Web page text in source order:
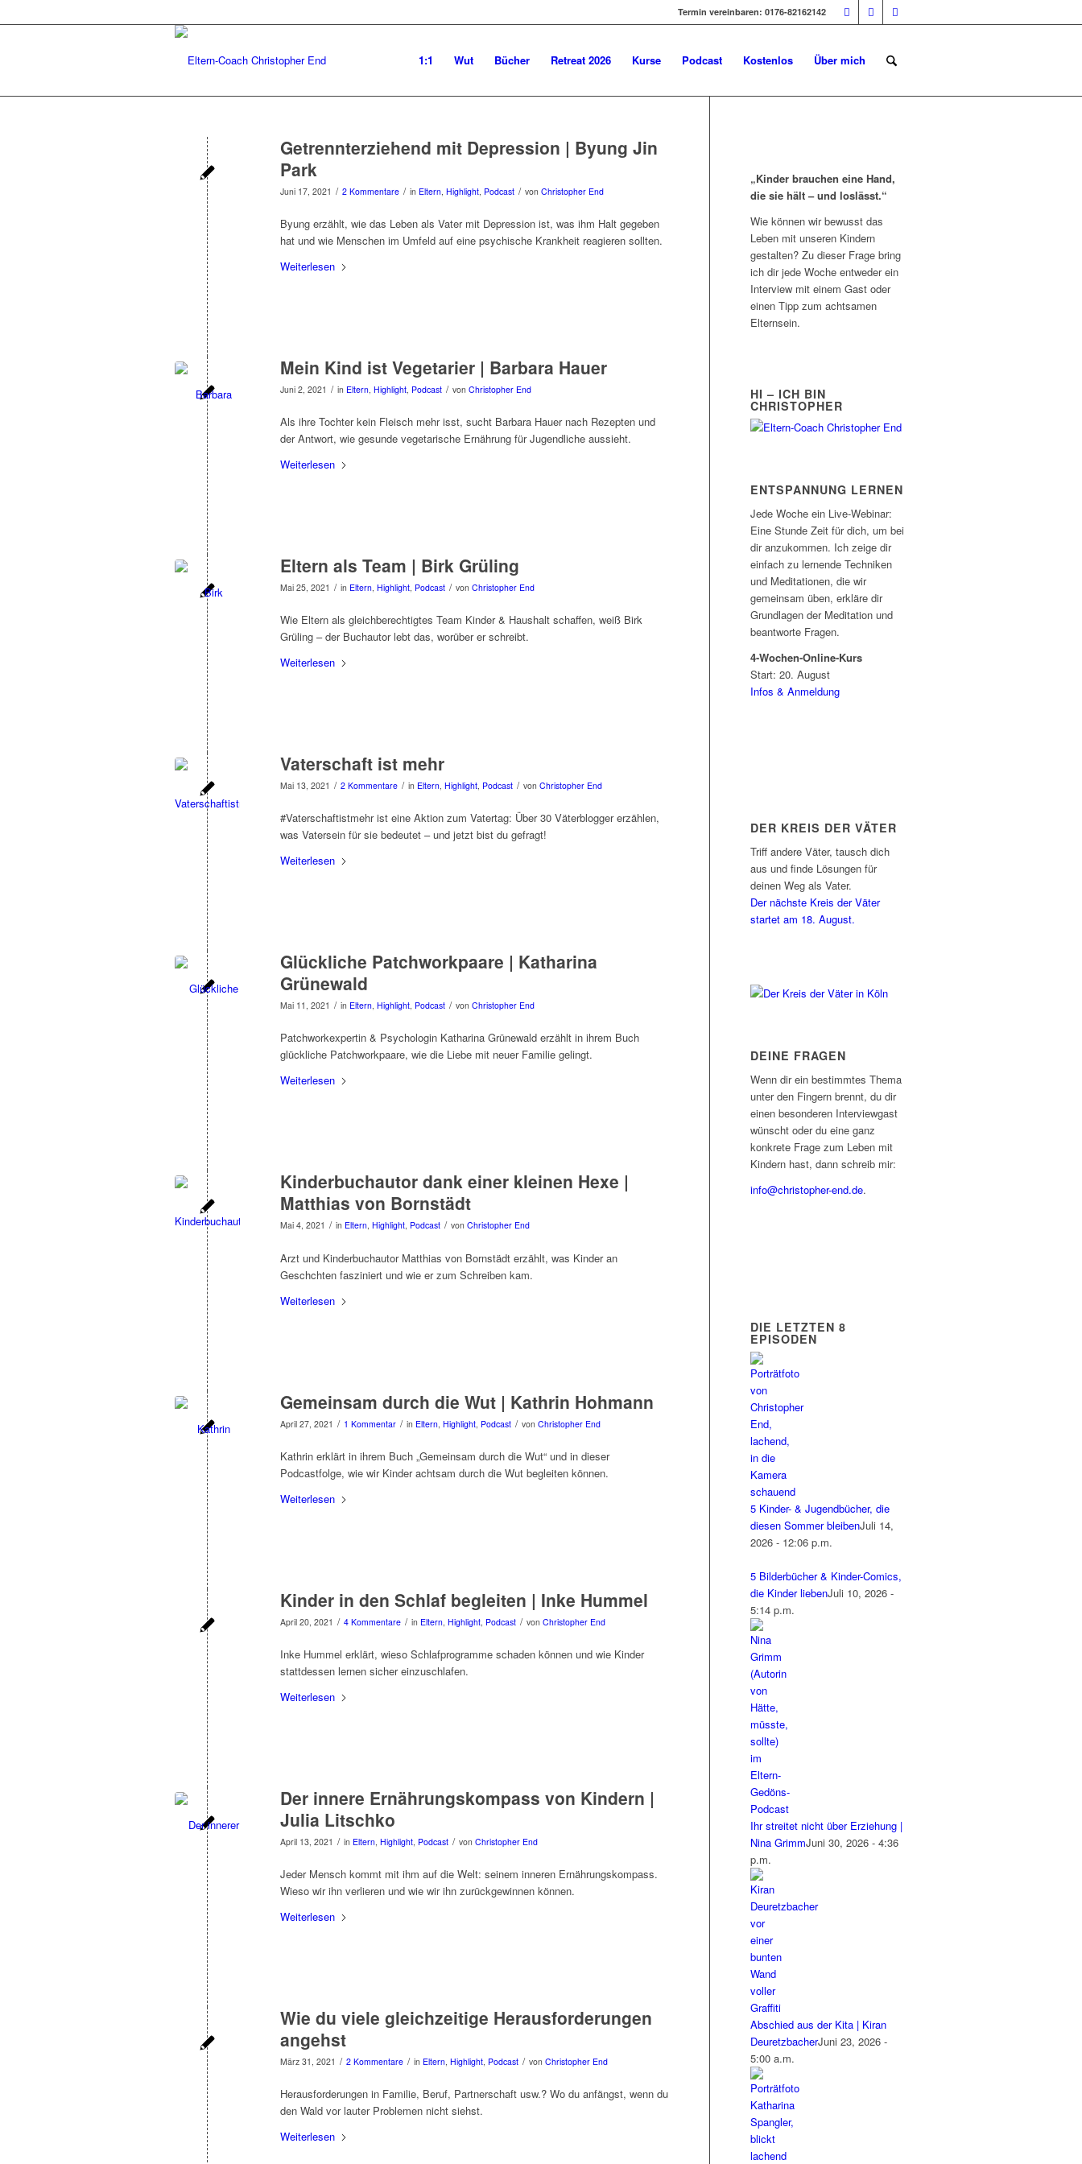
Termin vereinbaren: 0176-82162142
1:1 Wut Bücher Retreat 2026 Kurse Podcast Kostenlos Über mich
Getrennterziehend mit Depression | Byung Jin
Park
Juni 17, 2021 / 2 Kommentare / in Eltern, Highlight, Podcast / von Christopher End
Byung erzählt, wie das Leben als Vater mit Depression ist, was ihm Halt gegeben
hat und wie Menschen im Umfeld auf eine psychische Krankheit reagieren sollten.
Weiterlesen
Mein Kind ist Vegetarier | Barbara Hauer
Juni 2, 2021 / in Eltern, Highlight, Podcast / von Christopher End
Als ihre Tochter kein Fleisch mehr isst, sucht Barbara Hauer nach Rezepten und
der Antwort, wie gesunde vegetarische Ernährung für Jugendliche aussieht.
Weiterlesen
Eltern als Team | Birk Grüling
Mai 25, 2021 / in Eltern, Highlight, Podcast / von Christopher End
Wie Eltern als gleichberechtigtes Team Kinder & Haushalt schaffen, weiß Birk
Grüling – der Buchautor lebt das, worüber er schreibt.
Weiterlesen
Vaterschaft ist mehr
Mai 13, 2021 / 2 Kommentare / in Eltern, Highlight, Podcast / von Christopher End
#Vaterschaftistmehr ist eine Aktion zum Vatertag: Über 30 Väterblogger erzählen,
was Vatersein für sie bedeutet – und jetzt bist du gefragt!
Weiterlesen
Glückliche Patchworkpaare | Katharina
Grünewald
Mai 11, 2021 / in Eltern, Highlight, Podcast / von Christopher End
Patchworkexpertin & Psychologin Katharina Grünewald erzählt in ihrem Buch
glückliche Patchworkpaare, wie die Liebe mit neuer Familie gelingt.
Weiterlesen
Kinderbuchautor dank einer kleinen Hexe |
Matthias von Bornstädt
Mai 4, 2021 / in Eltern, Highlight, Podcast / von Christopher End
Arzt und Kinderbuchautor Matthias von Bornstädt erzählt, was Kinder an
Geschchten fasziniert und wie er zum Schreiben kam.
Weiterlesen
Gemeinsam durch die Wut | Kathrin Hohmann
April 27, 2021 / 1 Kommentar / in Eltern Highlight Podcast / von Christopher End
Kathrin erklärt in ihrem Buch „Gemeinsam durch die Wut“ und in dieser
Podcastfolge, wie wir Kinder achtsam durch die Wut begleiten können.
Weiterlesen
Kinder in den Schlaf begleiten | Inke Hummel
April 20, 2021 / 4 Kommentare / in Eltern Highlight Podcast / von Christopher End
Inke Hummel erklärt, wieso Schlafprogramme schaden können und wie Kinder
stattdessen lernen sicher einzuschlafen.
Weiterlesen
Der innere Ernährungskompass von Kindern |
Julia Litschko
April 13, 2021 / in Eltern Highlight Podcast / von Christopher End
Jeder Mensch kommt mit ihm auf die Welt: seinem inneren Ernährungskompass.
Wieso wir ihn verlieren und wie wir ihn zurückgewinnen können.
Weiterlesen
Wie du viele gleichzeitige Herausforderungen
angehst
März 31, 2021 / 2 Kommentare / in Eltern Highlight Podcast / von Christopher End
Herausforderungen in Familie, Beruf, Partnerschaft usw.? Wo du anfängst, wenn du
den Wald vor lauter Problemen nicht siehst.
Weiterlesen
„Kinder brauchen eine Hand,
die sie hält – und loslässt.“
Wie können wir bewusst das
Leben mit unseren Kindern
gestalten? Zu dieser Frage bring
ich dir jede Woche entweder ein
Interview mit einem Gast oder
einen Tipp zum achtsamen
Elternsein.
HI – ICH BIN
CHRISTOPHER
ENTSPANNUNG LERNEN
Jede Woche ein Live-Webinar:
Eine Stunde Zeit für dich, um bei
dir anzukommen. Ich zeige dir
einfach zu lernende Techniken
und Meditationen, die wir
gemeinsam üben, erkläre dir
Grundlagen der Meditation und
beantworte Fragen.
4-Wochen-Online-Kurs
Start: 20. August
Infos & Anmeldung
DER KREIS DER VÄTER
Triff andere Väter, tausch dich
aus und finde Lösungen für
deinen Weg als Vater.
Der nächste Kreis der Väter
startet am 18. August.
DEINE FRAGEN
Wenn dir ein bestimmtes Thema
unter den Fingern brennt, du dir
einen besonderen Interviewgast
wünscht oder du eine ganz
konkrete Frage zum Leben mit
Kindern hast, dann schreib mir:
info@christopher-end.de.
DIE LETZTEN 8
EPISODEN
5 Kinder- & Jugendbücher, die
diesen Sommer bleibenJuli 14,
2026 - 12:06 p.m.
5 Bilderbücher & Kinder-Comics,
die Kinder liebenJuli 10, 2026 -
5:14 p.m.
Ihr streitet nicht über Erziehung |
Nina GrimmJuni 30, 2026 - 4:36
p.m.
Abschied aus der Kita | Kiran
DeuretzbacherJuni 23, 2026 -
5:00 a.m.